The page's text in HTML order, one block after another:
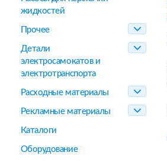
жидкостей
Прочее
Детали
электросамокатов и
электротранспорта
Расходные материалы
Рекламные материалы
Каталоги
Оборудование